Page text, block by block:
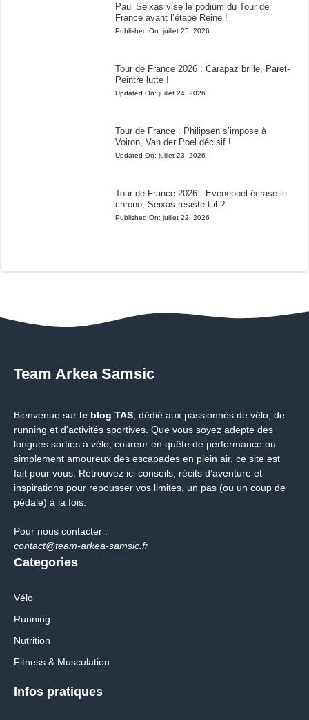
Paul Seixas vise le podium du Tour de
France avant l’étape Reine !
Published On: juillet 25, 2026
Tour de France 2026 : Carapaz brille, Paret-
Peintre lutte !
Updated On: juillet 24, 2026
Tour de France : Philipsen s’impose à
Voiron, Van der Poel décisif !
Updated On: juillet 23, 2026
Tour de France 2026 : Evenepoel écrase le
chrono, Seixas résiste-t-il ?
Published On: juillet 22, 2026
Team Arkea Samsic
Bienvenue sur le blog TAS , dédié aux passionnés de vélo, de
running et d'activités sportives. Que vous soyez adepte des
longues sorties à vélo, coureur en quête de performance ou
simplement amoureux des escapades en plein air, ce site est
fait pour vous. Retrouvez ici conseils, récits d’aventure et
inspirations pour repousser vos limites, un pas (ou un coup de
pédale) à la fois.
Pour nous contacter :
contact@team-arkea-samsic.fr
Categories
Vélo
Running
Nutrition
Fitness & Musculation
Infos pratiques